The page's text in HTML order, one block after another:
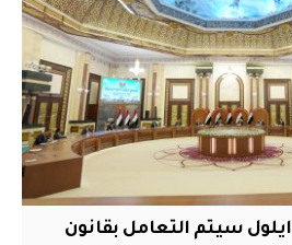
ادارة الدولة: بعد 30 ايلول سيتم التعامل بقانون